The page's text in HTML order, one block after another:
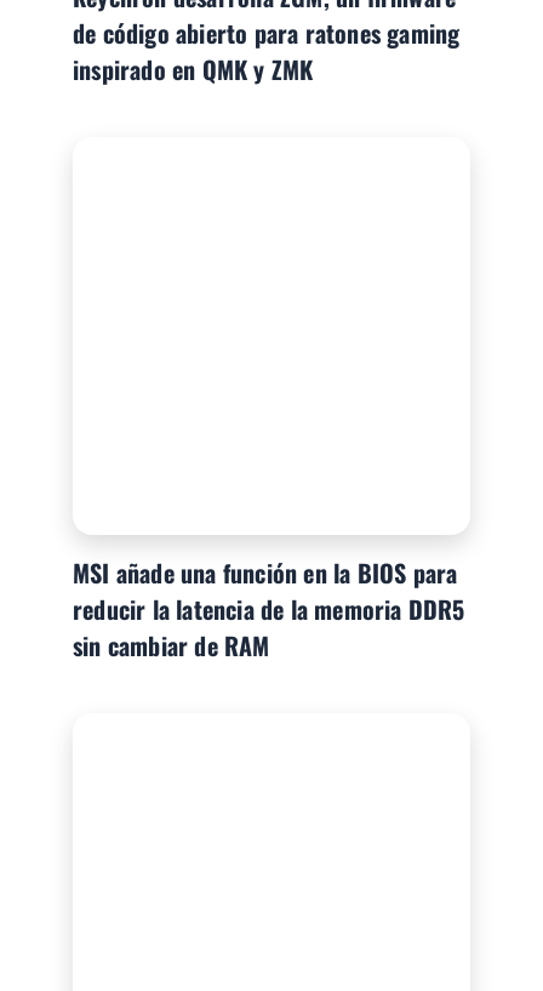
de código abierto para ratones gaming
inspirado en QMK y ZMK
MSI añade una función en la BIOS para
reducir la latencia de la memoria DDR5
sin cambiar de RAM